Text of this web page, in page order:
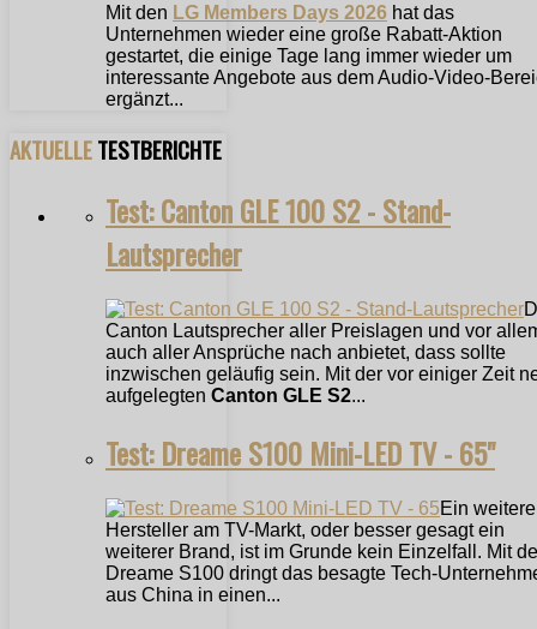
Mit den LG Members Days 2026 hat das
Unternehmen wieder eine große Rabatt-Aktion
gestartet, die einige Tage lang immer wieder um
interessante Angebote aus dem Audio-Video-
ergänzt...
AKTUELLETESTBERICHTE
Test: Canton GLE 100 S2 - Stand-
Lautsprecher
Canton Lautsprecher aller Preislagen und vor
auch aller Ansprüche nach anbietet, dass sollte
inzwischen geläufig sein. Mit der vor einiger Zeit
aufgelegten Canton GLE S2...
Test: Dreame S100 Mini-LED TV - 65"
Ein
Hersteller am TV-Markt, oder besser gesagt ein
weiterer Brand, ist im Grunde kein Einzelfall. Mit
Dreame S100 dringt das besagte Tech-
aus China in einen...